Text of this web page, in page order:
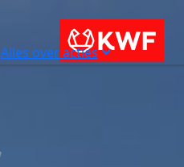
Alles over acties